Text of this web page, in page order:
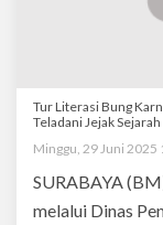
Tur Literasi Bung
Teladani Jejak Sejarah
Minggu, 29 Juni 2025
SURABAYA
melalui Dinas